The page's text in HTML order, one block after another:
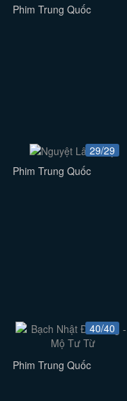
Phim Trung Quốc
29/29
Phim Trung Quốc
40/40
Phim Trung Quốc